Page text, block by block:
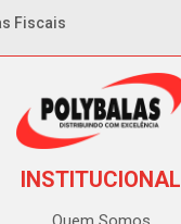
Fiscais
INSTITUCIONAL